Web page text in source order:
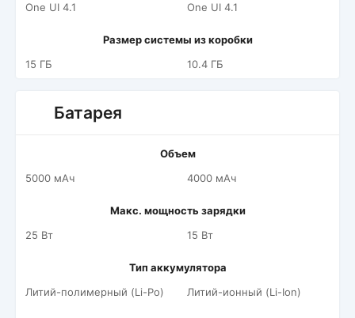
One UI 4.1
One UI 4.1
Размер системы из коробки
15 ГБ
10.4 ГБ
Батарея
Объем
5000 мАч
4000 мАч
Макс. мощность зарядки
25 Вт
15 Вт
Тип аккумулятора
Литий-полимерный (Li-Po)
Литий-ионный (Li-Ion)